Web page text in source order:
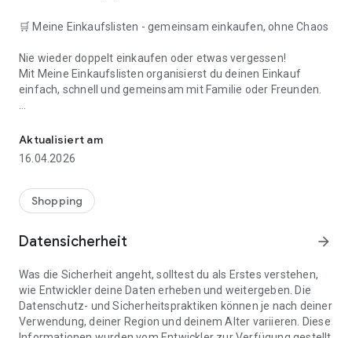
🛒 Meine Einkaufslisten - gemeinsam einkaufen, ohne Chaos
Nie wieder doppelt einkaufen oder etwas vergessen!
Mit Meine Einkaufslisten organisierst du deinen Einkauf
einfach, schnell und gemeinsam mit Familie oder Freunden.
👨‍👩‍👧 Gemeinsame Einkaufslisten in Echtzeit: Alle sehen
⚡ Superschnell & einfach: Liste in Sekunden erstellen und
sofort loslegen.
📱 Immer dabei: Deine Einkaufsliste ist jederzeit auf deinem
🤝 Teilen leicht gemacht: Lade andere ein und erledigt den
Einkauf gemeinsam.
Aktualisiert am
16.04.2026
Shopping
Datensicherheit arrow_forward
Was die Sicherheit angeht, solltest du als Erstes verstehen,
wie Entwickler deine Daten erheben und weitergeben. Die
Datenschutz- und Sicherheitspraktiken können je nach deiner
Verwendung, deiner Region und deinem Alter variieren. Diese